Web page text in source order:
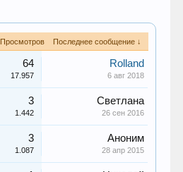
Просмотров Последнее сообщение ↓
64
17.957
Rolland
6 авг 2018
3
1.442
Светлана
26 сен 2016
3
1.087
Аноним
28 апр 2015